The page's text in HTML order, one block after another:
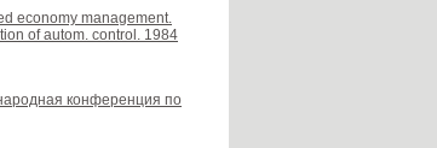
economy management.
of autom. control. 1984
конференция по